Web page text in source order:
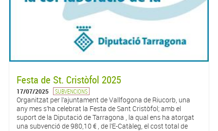
Festa de St. Cristòfol 2025
17/07/2025 SUBVENCIONS
Organitzat per l’ajuntament de Vallfogona de Riucorb, una
any mes s’ha celebrat la Festa de Sant Cristòfol; amb el
suport de la Diputació de Tarragona , la qual ens ha atorgat
una subvenció de 980,10 € , de l’E-Catàleg, el cost total de